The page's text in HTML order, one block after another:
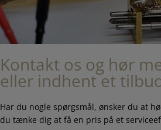
Kontakt os og hør
eller indhent et
Har du nogle spørgsmål, ønsker du at
du tænke dig at få en pris på et